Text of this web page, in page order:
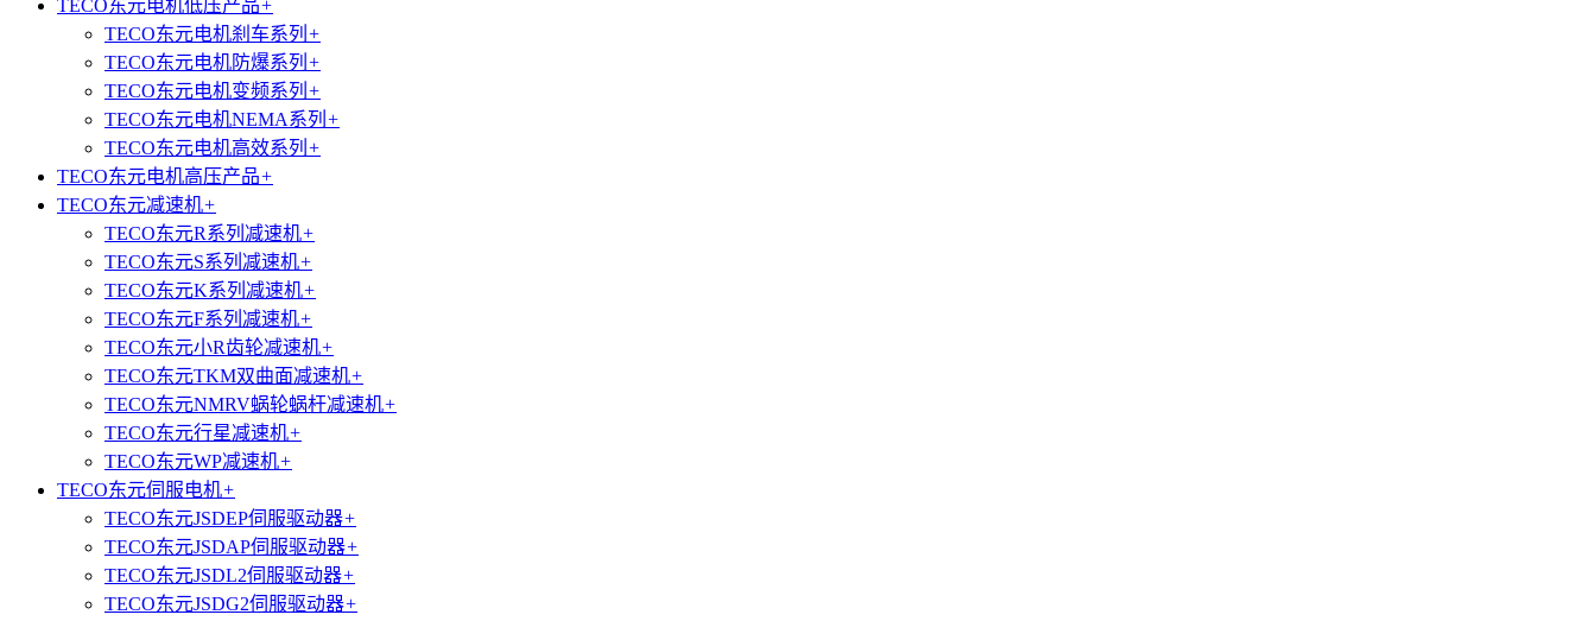
TECO东元电机低压产品+
TECO东元电机刹车系列 +
TECO东元电机防爆系列 +
TECO东元电机变频系列 +
TECO东元电机NEMA系列 +
TECO东元电机高效系列 +
TECO东元电机高压产品+
TECO东元减速机+
TECO东元R系列减速机+
TECO东元S系列减速机+
TECO东元K系列减速机+
TECO东元F系列减速机+
TECO东元小R齿轮减速机+
TECO东元TKM双曲面减速机+
TECO东元NMRV蜗轮蜗杆减速机+
TECO东元行星减速机+
TECO东元WP减速机+
TECO东元伺服电机+
TECO东元JSDEP伺服驱动器+
TECO东元JSDAP伺服驱动器+
TECO东元JSDL2伺服驱动器+
TECO东元JSDG2伺服驱动器+